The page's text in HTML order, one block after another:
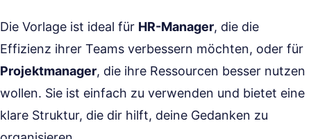
Die Vorlage ist ideal für HR-Manager, die die
Effizienz ihrer Teams verbessern möchten, oder für
Projektmanager, die ihre Ressourcen besser nutzen
wollen. Sie ist einfach zu verwenden und bietet eine
klare Struktur, die dir hilft, deine Gedanken zu